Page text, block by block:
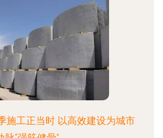
施工正当时 以高效建设为城市